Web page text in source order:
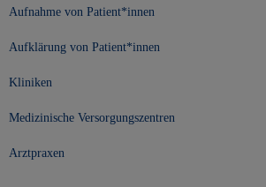
Aufnahme von Patient*innen
Aufklärung von Patient*innen
Kliniken
Medizinische Versorgungszentren
Arztpraxen